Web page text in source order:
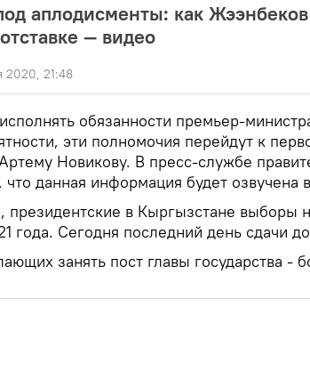
аплодисменты: как
— видео
2020, 21:48
обязанности премьер-
эти полномочия перейдут к
Новикову. В пресс-службе
данная информация будет озвучена
президентские в Кыргызстане выборы
года. Сегодня последний день сдачи
занять пост главы государства -